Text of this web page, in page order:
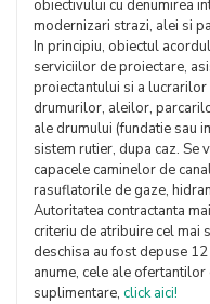
obiectivului cu denumirea
modernizari strazi, alei si
In principiu, obiectul
serviciilor de proiectare,
proiectantului si a
drumurilor, aleilor,
ale drumului (fundatie sau
sistem rutier, dupa caz. Se
capacele caminelor de
rasuflatorile de gaze,
Autoritatea contractanta
criteriu de atribuire cel mai
deschisa au fost depuse
anume, cele ale
suplimentare, click aici!